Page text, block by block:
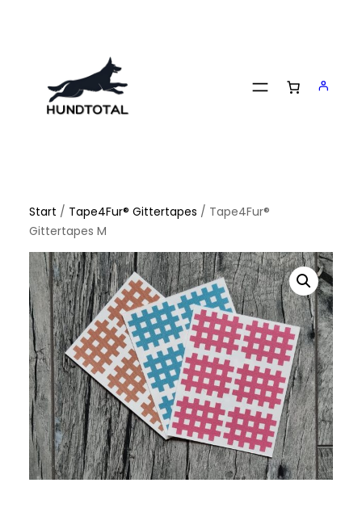
Start / Tape4Fur® Gittertapes / Tape4Fur®
Gittertapes M